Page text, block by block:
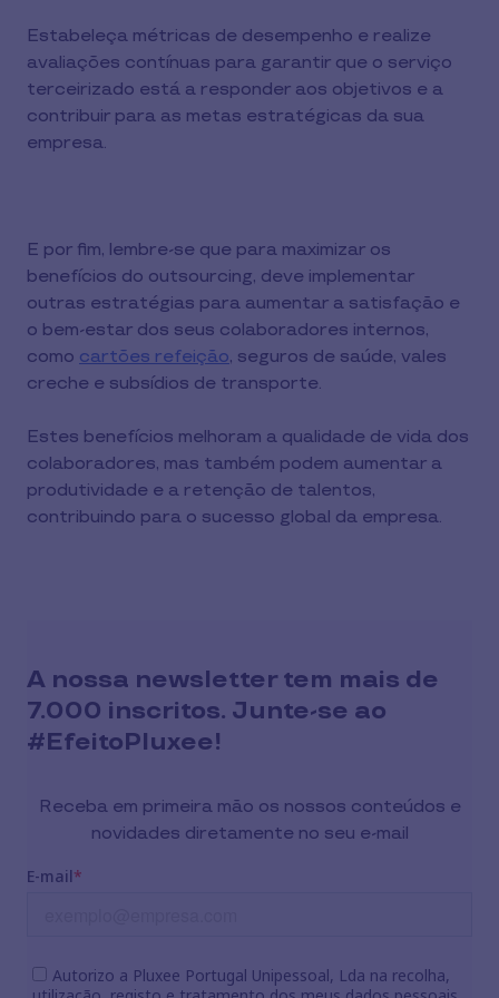
Estabeleça métricas de desempenho e realize
avaliações contínuas para garantir que o serviço
terceirizado está a responder aos objetivos e a
contribuir para as metas estratégicas da sua
empresa.
E por fim, lembre-se que para maximizar os
benefícios do outsourcing, deve implementar
outras estratégias para aumentar a satisfação e
o bem-estar dos seus colaboradores internos,
como cartões refeição, seguros de saúde, vales
creche e subsídios de transporte.
Estes benefícios melhoram a qualidade de vida dos
colaboradores, mas também podem aumentar a
produtividade e a retenção de talentos,
contribuindo para o sucesso global da empresa.
A nossa newsletter tem mais de
7.000 inscritos. Junte-se ao
#EfeitoPluxee!
Receba em primeira mão os nossos conteúdos e
novidades diretamente no seu e-mail